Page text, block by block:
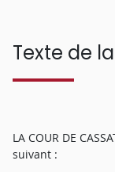
Texte de la
LA COUR DE
suivant :